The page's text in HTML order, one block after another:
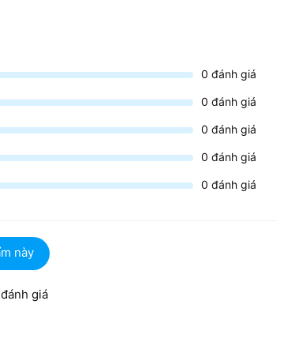
0 đánh giá
0 đánh giá
0 đánh giá
0 đánh giá
0 đánh giá
này
giá